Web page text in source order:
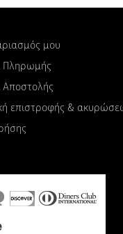
μου
Πληρωμής
Αποστολής
επιστροφής &